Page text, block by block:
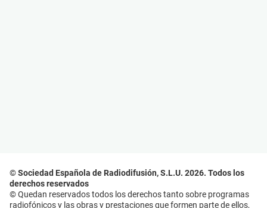
© Sociedad Española de Radiodifusión, S.L.U. 2026. Todos los
derechos reservados
© Quedan reservados todos los derechos tanto sobre programas
radiofónicos y las obras y prestaciones que formen parte de ellos,